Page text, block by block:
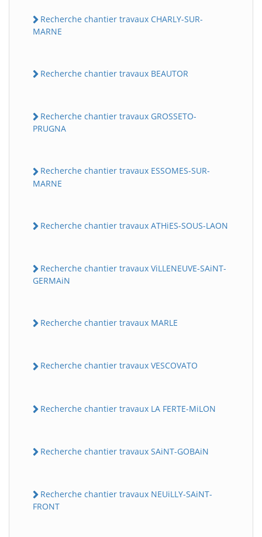
Recherche chantier travaux CHARLY-SUR-
MARNE
Recherche chantier travaux BEAUTOR
Recherche chantier travaux GROSSETO-
PRUGNA
Recherche chantier travaux ESSOMES-SUR-
MARNE
Recherche chantier travaux ATHiES-SOUS-LAON
Recherche chantier travaux ViLLENEUVE-SAiNT-
GERMAiN
Recherche chantier travaux MARLE
Recherche chantier travaux VESCOVATO
Recherche chantier travaux LA FERTE-MiLON
Recherche chantier travaux SAiNT-GOBAiN
Recherche chantier travaux NEUiLLY-SAiNT-
FRONT